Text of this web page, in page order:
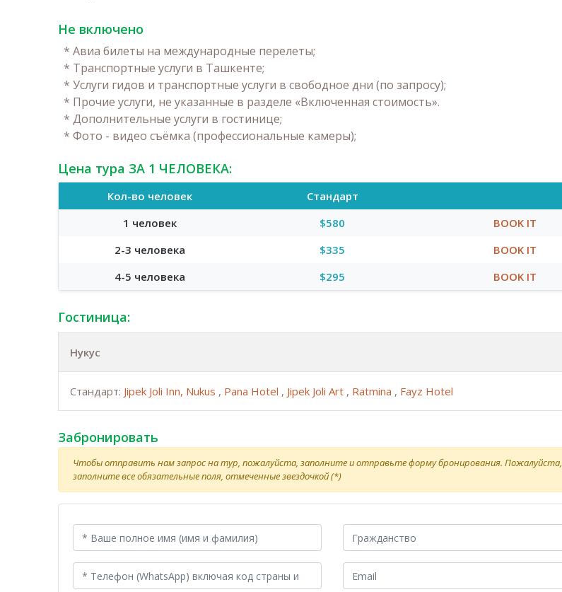
Не включено
* Авиа билеты на международные перелеты;
* Транспортные услуги в Ташкенте;
* Услуги гидов и транспортные услуги в свободное дни (по запросу);
* Прочие услуги, не указанные в разделе «Включенная стоимость».
* Дополнительные услуги в гостинице;
* Фото - видео съёмка (профессиональные камеры);
Цена тура ЗА 1 ЧЕЛОВЕКА:
Кол-во человек
Стандарт
1 человек
$580
BOOK IT
2-3 человека
$335
BOOK IT
4-5 человека
$295 BOOK IT
Гостиница:
Нукус
Стандарт: Jipek Joli Inn, Nukus , Pana Hotel , Jipek Joli Art , Ratmina , Fayz Hotel
Забронировать
Чтобы отправить нам запрос на тур, пожалуйста, заполните и отправьте форму бронирования. Пожалуйста,
заполните все обязательные поля, отмеченные звездочкой (*)